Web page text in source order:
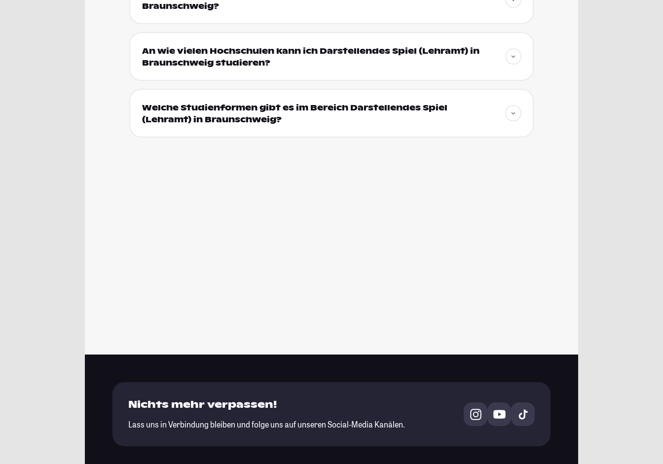
Braunschweig?
An wie vielen Hochschulen kann ich Darstellendes Spiel (Lehramt) in
Braunschweig studieren?
Welche Studienformen gibt es im Bereich Darstellendes Spiel
(Lehramt) in Braunschweig?
Nichts mehr verpassen!
Lass uns in Verbindung bleiben und folge uns auf unseren Social-Media Kanälen.